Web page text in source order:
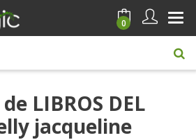
0
LIBROS DEL
jacqueline